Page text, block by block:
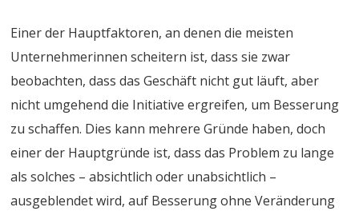
Einer der Hauptfaktoren, an denen die meisten
Unternehmerinnen scheitern ist, dass sie zwar
beobachten, dass das Geschäft nicht gut läuft, aber
nicht umgehend die Initiative ergreifen, um Besserung
zu schaffen. Dies kann mehrere Gründe haben, doch
einer der Hauptgründe ist, dass das Problem zu lange
als solches – absichtlich oder unabsichtlich –
ausgeblendet wird, auf Besserung ohne Veränderung